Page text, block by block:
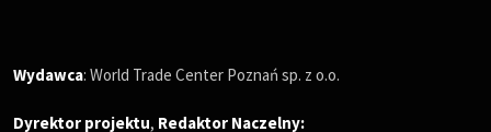
Wydawca: World Trade Center Poznań sp. z o.o.
Dyrektor projektu, Redaktor Naczelny: